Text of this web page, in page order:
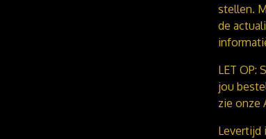
stellen.
de
LET OP:
jou
zie onze
Levertijd